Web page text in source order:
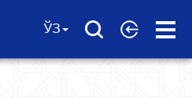
Open
ЎЗ